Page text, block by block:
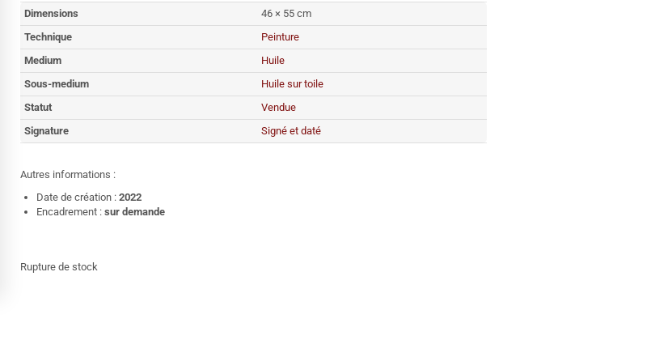
Dimensions
46 × 55 cm
Technique
Peinture
Medium
Huile
Sous-medium
Huile sur toile
Statut
Vendue
Signature
Signé et daté
Autres informations :
Date de création : 2022
Encadrement : sur demande
Rupture de stock